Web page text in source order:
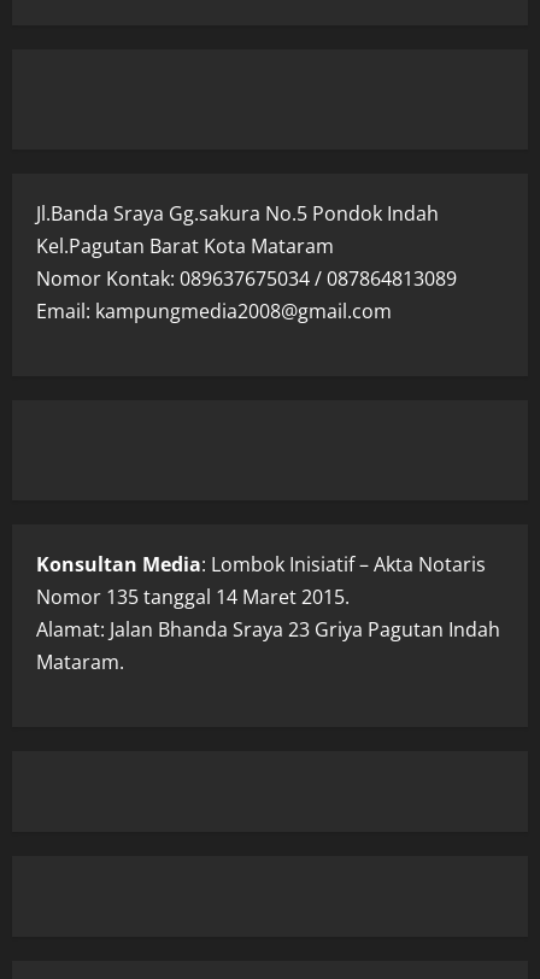
Jl.Banda Sraya Gg.sakura No.5 Pondok Indah
Kel.Pagutan Barat Kota Mataram
Nomor Kontak: 089637675034 / 087864813089
Email: kampungmedia2008@gmail.com
Konsultan Media: Lombok Inisiatif – Akta Notaris
Nomor 135 tanggal 14 Maret 2015.
Alamat: Jalan Bhanda Sraya 23 Griya Pagutan Indah
Mataram.